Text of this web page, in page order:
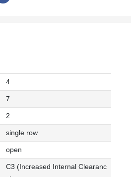
4
7
2
single row
open
C3 (Increased Internal Clearanc